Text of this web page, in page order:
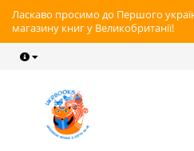
Ласкаво просимо до Першого
магазину книг у Великобританії!